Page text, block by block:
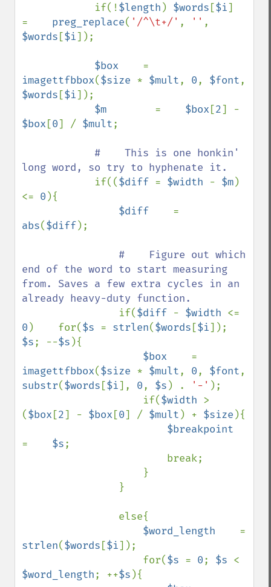
if(!$length ) $words [$i]
= preg_replace( '/^\t+/' , ''
$words [$i]);
$box
imagettfbbox($size * $mult, 0, $font
$words [$i]);
$m = $box [2
$box [0] / $mult;
#    This is one honkin'
long word, so try to hyphenate it.
if(($diff = $width - $m)
<= 0 ){
$diff
abs($diff);
#    Figure out which
end of the word to start measuring
from. Saves a few extra cycles in an
already heavy-duty function.
if($diff - $width
0 )    for($s = strlen($words [$i
$s; --$s ){
$box
imagettfbbox($size * $mult, 0, $font
substr($words [$i], 0, $s ) . '-' );
                    if(
$width >
($box [2] - $box [0] / $mult ) + $size ){
= $s;
$word_length
strlen($words [$i]);
                    for(
$s = 0; $s
$word_length; ++$s ){